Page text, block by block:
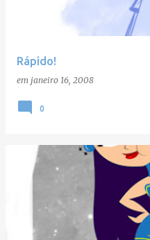
Rápido!
em janeiro 16, 2008
0